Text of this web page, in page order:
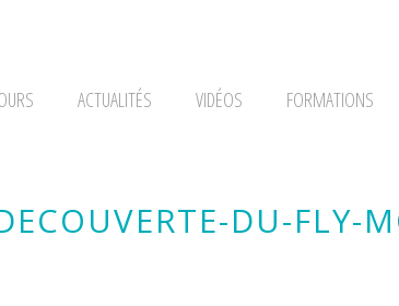
ACTUALITÉS VIDÉOS FORMATIONS
DU-FLY-